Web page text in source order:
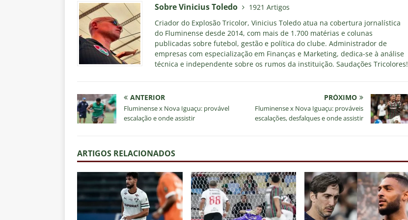
Sobre Vinicius Toledo
1921 Artigos
Criador do Explosão Tricolor, Vinicius Toledo atua na cobertura jornalística
do Fluminense desde 2014, com mais de 1.700 matérias e colunas
publicadas sobre futebol, gestão e política do clube. Administrador de
empresas com especialização em Finanças e Marketing, dedica-se à análise
técnica e independente sobre os rumos da instituição. Saudações Tricolores!
ANTERIOR
Fluminense x Nova Iguaçu: provável
escalação e onde assistir
PRÓXIMO
Fluminense x Nova Iguaçu: prováveis
escalações, desfalques e onde assistir
ARTIGOS RELACIONADOS